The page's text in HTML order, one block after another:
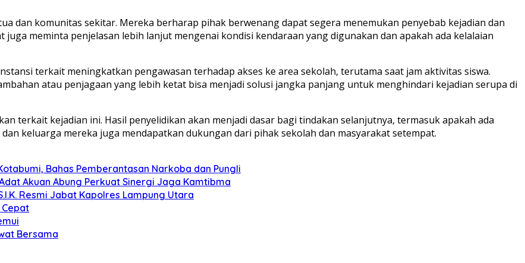
dan komunitas sekitar. Mereka berharap pihak berwenang dapat segera menemukan penyebab kejadian dan
meminta penjelasan lebih lanjut mengenai kondisi kendaraan yang digunakan dan apakah ada kelalaian
terkait meningkatkan pengawasan terhadap akses ke area sekolah, terutama saat jam aktivitas siswa.
atau penjagaan yang lebih ketat bisa menjadi solusi jangka panjang untuk menghindari kejadian serupa di
terkait kejadian ini. Hasil penyelidikan akan menjadi dasar bagi tindakan selanjutnya, termasuk apakah ada
keluarga mereka juga mendapatkan dukungan dari pihak sekolah dan masyarakat setempat.
Bahas Pemberantasan Narkoba dan Pungli
Akuan Abung Perkuat Sinergi Jaga Kamtibma
Resmi Jabat Kapolres Lampung Utara
Cepat
Bersama